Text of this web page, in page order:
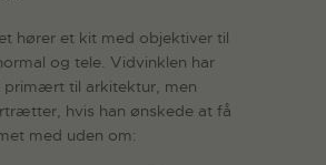
hører et kit med objektiver til
og tele. Vidvinklen har
primært til arkitektur, men
hvis han ønskede at få
med uden om: